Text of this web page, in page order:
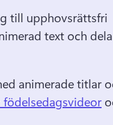
till upphovsrättsfri
text och
animerade titlar
födelsedagsvideor